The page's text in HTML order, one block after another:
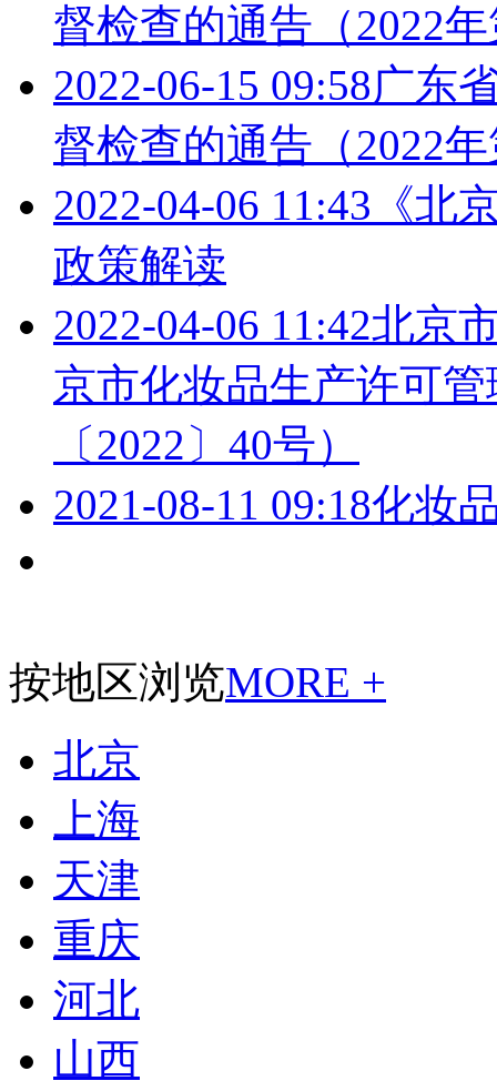
督检查的通告（2022
2022-06-15 09:58广东
督检查的通告（2022
2022-04-06 11:43 《北
政策解读
2022-04-06 11:42北京
京市化妆品生产许可
〔2022〕40号）
2021-08-11 09:18化妆
按地区浏览MORE +
北京
上海
天津
重庆
河北
山西